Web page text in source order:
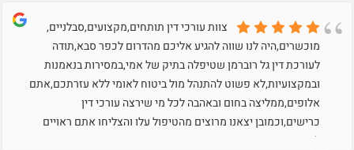
צוות עורכי דין תותחים,מקצועים,סבלניים,
מוכשרים,היה לנו שווה להגיע אליכם מהדרום לכפר סבא,תודה
לעורכת דין גל רוברמן שטיפלה בתיק של אמי,במסירות בנאמנות
ובמקצועיות,לא פשוט להתנהל מול ביטוח לאומי ללא עזרתכם,אתם
אלופים,ממליצה בחום ובאהבה לכל מי שירצה עורכי דין
כרישים,וכמובן יצאנו מרוצים מהטיפול עלו והצליחו אתם ראויים
לזה.תודה רבה רבה